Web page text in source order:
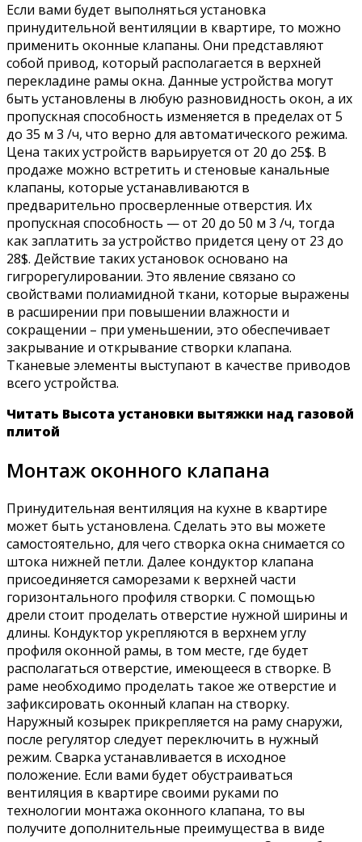
Если вами будет выполняться установка
принудительной вентиляции в квартире, то можно
применить оконные клапаны. Они представляют
собой привод, который располагается в верхней
перекладине рамы окна. Данные устройства могут
быть установлены в любую разновидность окон, а их
пропускная способность изменяется в пределах от 5
до 35 м 3 /ч, что верно для автоматического режима.
Цена таких устройств варьируется от 20 до 25$. В
продаже можно встретить и стеновые канальные
клапаны, которые устанавливаются в
предварительно просверленные отверстия. Их
пропускная способность — от 20 до 50 м 3 /ч, тогда
как заплатить за устройство придется цену от 23 до
28$. Действие таких установок основано на
гигрорегулировании. Это явление связано со
свойствами полиамидной ткани, которые выражены
в расширении при повышении влажности и
сокращении – при уменьшении, это обеспечивает
закрывание и открывание створки клапана.
Тканевые элементы выступают в качестве приводов
всего устройства.
Читать Высота установки вытяжки над газовой
плитой
Монтаж оконного клапана
Принудительная вентиляция на кухне в квартире
может быть установлена. Сделать это вы можете
самостоятельно, для чего створка окна снимается со
штока нижней петли. Далее кондуктор клапана
присоединяется саморезами к верхней части
горизонтального профиля створки. С помощью
дрели стоит проделать отверстие нужной ширины и
длины. Кондуктор укрепляются в верхнем углу
профиля оконной рамы, в том месте, где будет
располагаться отверстие, имеющееся в створке. В
раме необходимо проделать такое же отверстие и
зафиксировать оконный клапан на створку.
Наружный козырек прикрепляется на раму снаружи,
после регулятор следует переключить в нужный
режим. Сварка устанавливается в исходное
положение. Если вами будет обустраиваться
вентиляция в квартире своими руками по
технологии монтажа оконного клапана, то вы
получите дополнительные преимущества в виде